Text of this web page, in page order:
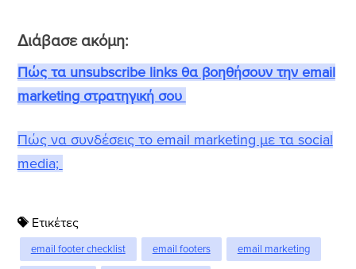
Διάβασε ακόμη:
Πώς τα unsubscribe links θα βοηθήσουν την email
marketing στρατηγική σου
Πώς να συνδέσεις το email marketing με τα social
media;
Ετικέτες
email footer checklist email footers email marketing